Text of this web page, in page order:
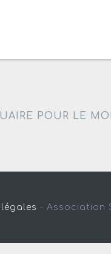
POUR LE
- Association